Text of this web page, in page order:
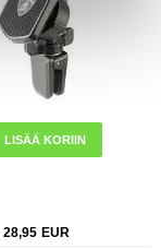
28,95 EUR